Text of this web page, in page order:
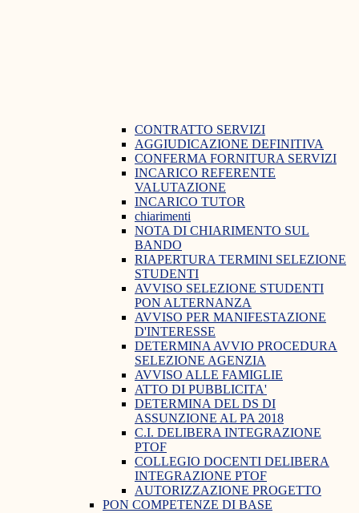
CONTRATTO SERVIZI
AGGIUDICAZIONE DEFINITIVA
CONFERMA FORNITURA SERVIZI
INCARICO REFERENTE
VALUTAZIONE
INCARICO TUTOR
chiarimenti
NOTA DI CHIARIMENTO SUL
BANDO
RIAPERTURA TERMINI SELEZIONE
STUDENTI
AVVISO SELEZIONE STUDENTI
PON ALTERNANZA
AVVISO PER MANIFESTAZIONE
D'INTERESSE
DETERMINA AVVIO PROCEDURA
SELEZIONE AGENZIA
AVVISO ALLE FAMIGLIE
ATTO DI PUBBLICITA'
DETERMINA DEL DS DI
ASSUNZIONE AL PA 2018
C.I. DELIBERA INTEGRAZIONE
PTOF
COLLEGIO DOCENTI DELIBERA
INTEGRAZIONE PTOF
AUTORIZZAZIONE PROGETTO
PON COMPETENZE DI BASE